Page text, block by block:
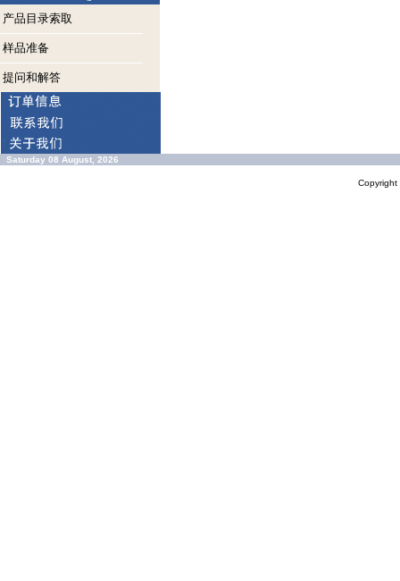
产品目录索取
样品准备
提问和解答
Saturday 08 August, 2026